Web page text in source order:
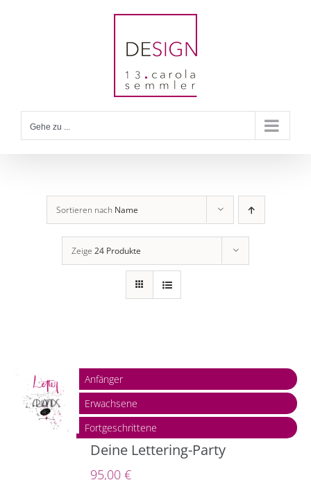
Gehe zu ...
Sortieren nach Name
Zeige 24 Produkte
Anfänger
Erwachsene
Fortgeschrittene
Deine Lettering-Party
95,00€